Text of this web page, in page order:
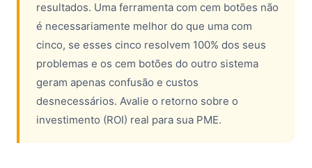
resultados. Uma ferramenta com cem botões não
é necessariamente melhor do que uma com
cinco, se esses cinco resolvem 100% dos seus
problemas e os cem botões do outro sistema
geram apenas confusão e custos
desnecessários. Avalie o retorno sobre o
investimento (ROI) real para sua PME.